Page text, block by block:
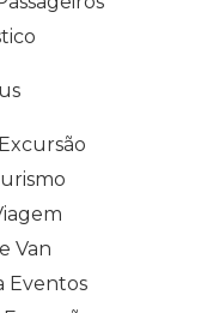
Van
Eventos